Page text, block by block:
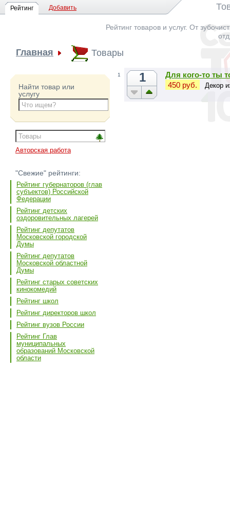
Рейтинг Добавить
Рейтинг товаров и услуг. От
Главная Товары
Найти товар или
услугу
Авторская работа
"Свежие" рейтинги:
Рейтинг губернаторов (глав
субъектов) Российской
Федерации
Рейтинг детских
оздоровительных лагерей
Рейтинг депутатов
Московской городской
Думы
Рейтинг депутатов
Московской областной
Думы
Рейтинг старых советских
кинокомедий
Рейтинг школ
Рейтинг директоров школ
Рейтинг вузов России
Рейтинг Глав
муниципальных
образований Московской
области
1 1
Для кого-то ты
450 руб.
Декор